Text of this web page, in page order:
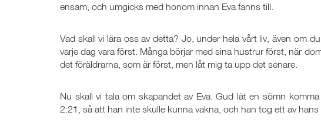
ensam, och umgicks med honom innan Eva fanns till.
Vad skall vi lära oss av detta? Jo, under hela vårt liv, även om
varje dag vara först. Många börjar med sina hustrur först, när
det föräldrarna, som är först, men låt mig ta upp det senare.
Nu skall vi tala om skapandet av Eva. Gud lät en sömn
2:21, så att han inte skulle kunna vakna, och han tog ett av